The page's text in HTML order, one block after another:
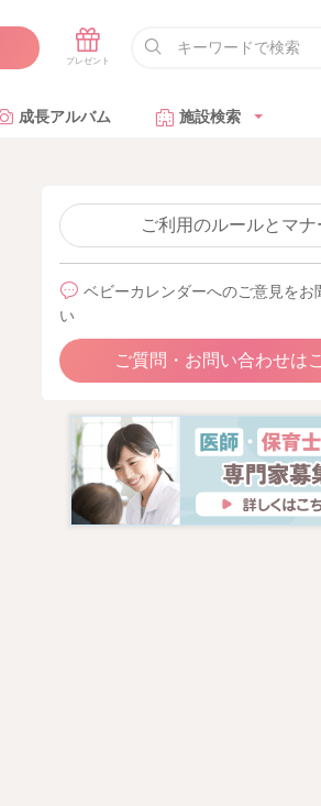
成長アルバム 施設検索
ご利用のルールとマナ
ベビーカレンダーへのご意見をお
い
ご質問・お問い合わせは